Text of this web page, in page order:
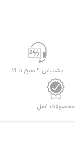
پشتیبانی 9 صبح تا 19
محصولات اصل